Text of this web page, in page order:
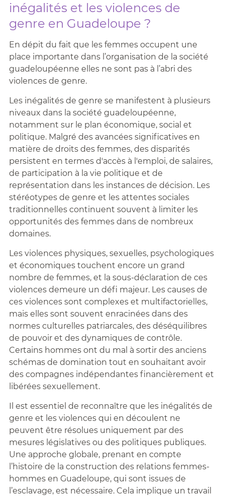
inégalités et les violences de
genre en Guadeloupe ?
En dépit du fait que les femmes occupent une
place importante dans l’organisation de la société
guadeloupéenne elles ne sont pas à l’abri des
violences de genre.
Les inégalités de genre se manifestent à plusieurs
niveaux dans la société guadeloupéenne,
notamment sur le plan économique, social et
politique. Malgré des avancées significatives en
matière de droits des femmes, des disparités
persistent en termes d'accès à l'emploi, de salaires,
de participation à la vie politique et de
représentation dans les instances de décision. Les
stéréotypes de genre et les attentes sociales
traditionnelles continuent souvent à limiter les
opportunités des femmes dans de nombreux
domaines.
Les violences physiques, sexuelles, psychologiques
et économiques touchent encore un grand
nombre de femmes, et la sous-déclaration de ces
violences demeure un défi majeur. Les causes de
ces violences sont complexes et multifactorielles,
mais elles sont souvent enracinées dans des
normes culturelles patriarcales, des déséquilibres
de pouvoir et des dynamiques de contrôle.
Certains hommes ont du mal à sortir des anciens
schémas de domination tout en souhaitant avoir
des compagnes indépendantes financièrement et
libérées sexuellement.
Il est essentiel de reconnaître que les inégalités de
genre et les violences qui en découlent ne
peuvent être résolues uniquement par des
mesures législatives ou des politiques publiques.
Une approche globale, prenant en compte
l’histoire de la construction des relations femmes-
hommes en Guadeloupe, qui sont issues de
l’esclavage, est nécessaire. Cela implique un travail